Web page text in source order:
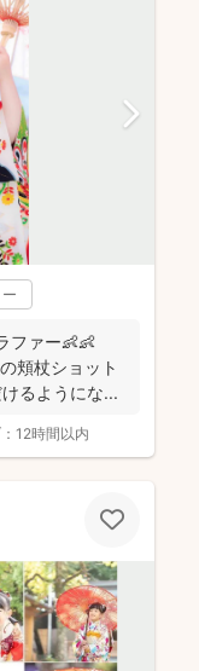
ファー👶👶
杖ショット
るようにな...
12時間以内